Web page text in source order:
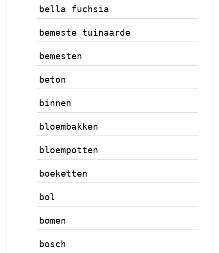
bella fuchsia
bemeste tuinaarde
bemesten
beton
binnen
bloembakken
bloempotten
boeketten
bol
bomen
bosch